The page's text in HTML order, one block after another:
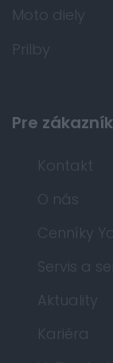
Moto diely
Prilby
Pre
Kontakt
O nás
Cenníky
Servis a
Aktuality
Kariéra